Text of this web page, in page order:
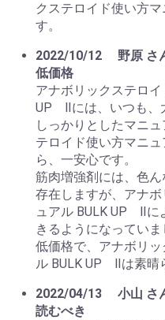
クステロイド使い方
す。
2022/10/12
野原 さ
低価格
アナボリックステロ
UP Ⅱには、いつも、
しっかりとしたマニ
テロイド使い方マニ
ら、一安心です。
筋肉増強剤には、色
存在しますが、アナ
ュアル BULK UP Ⅱに
きるようになっていま
低価格で、アナボリ
ル BULK UP Ⅱは素晴
2022/04/13
小山 さ
読むべき